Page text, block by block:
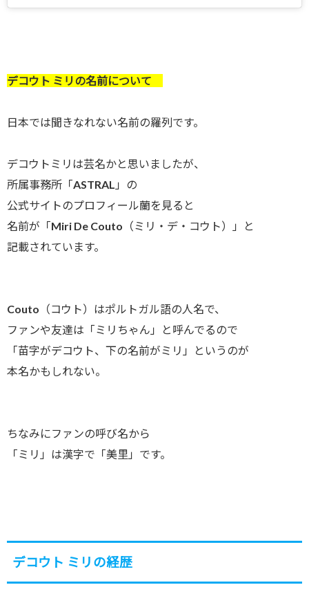
デコウト ミリの名前について
日本では聞きなれない名前の羅列です。
デコウトミリは芸名かと思いましたが、
所属事務所「ASTRAL」の
公式サイトのプロフィール蘭を見ると
名前が「Miri De Couto（ミリ・デ・コウト）」と
記載されています。
Couto（コウト）はポルトガル語の人名で、
ファンや友達は「ミリちゃん」と呼んでるので
「苗字がデコウト、下の名前がミリ」というのが
本名かもしれない。
ちなみにファンの呼び名から
「ミリ」は漢字で「美里」です。
デコウト ミリの経歴